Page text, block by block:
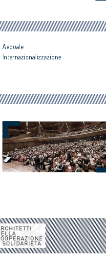
Aequale
Internazionalizzazione